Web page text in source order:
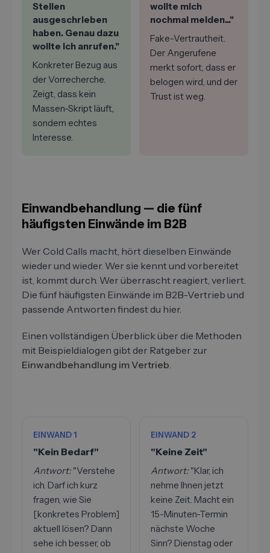
Stellen
ausgeschrieben
haben. Genau dazu
wollte ich anrufen."
Konkreter Bezug aus
der Vorrecherche.
Zeigt, dass kein
Massen-Skript läuft,
sondern echtes
Interesse.
wollte mich
nochmal melden..."
Fake-Vertrautheit.
Der Angerufene
merkt sofort, dass er
belogen wird, und der
Trust ist weg.
Einwandbehandlung — die fünf
häufigsten Einwände im B2B
Wer Cold Calls macht, hört dieselben Einwände
wieder und wieder. Wer sie kennt und vorbereitet
ist, kommt durch. Wer überrascht reagiert, verliert.
Die fünf häufigsten Einwände im B2B-Vertrieb und
passende Antworten findest du hier.
Einen vollständigen Überblick über die Methoden
mit Beispieldialogen gibt der Ratgeber zur
Einwandbehandlung im Vertrieb.
EINWAND 1
"Kein Bedarf"
Antwort:"Verstehe
ich. Darf ich kurz
fragen, wie Sie
[konkretes Problem]
aktuell lösen? Dann
sehe ich besser, ob
EINWAND 2
"Keine Zeit"
Antwort:"Klar, ich
nehme Ihnen jetzt
keine Zeit. Macht ein
15-Minuten-Termin
nächste Woche
Sinn? Dienstag oder